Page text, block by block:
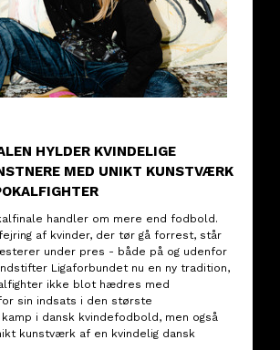
HYLDER KVINDELIGE
MED UNIKT KUNSTVÆRK
handler om mere end fodbold.
af kvinder, der tør gå forrest, står
under pres - både på og udenfor
Ligaforbundet nu en ny tradition,
ikke blot hædres med
sin indsats i den største
i dansk kvindefodbold, men også
kunstværk af en kvindelig dansk